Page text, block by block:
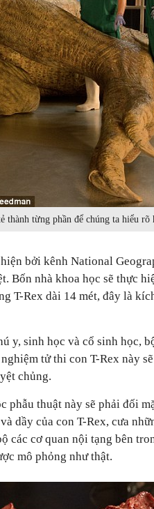
thành từng phần để chúng ta hiểu rõ
bởi kênh National
Bốn nhà khoa học sẽ thực
T-Rex dài 14 mét, đây là
y, sinh học và cổ sinh học,
tử thi con T-Rex này
chủng.
phẫu thuật này sẽ phải đối
dầy của con T-Rex, cưa
các cơ quan nội tạng bên
mô phỏng như thật.